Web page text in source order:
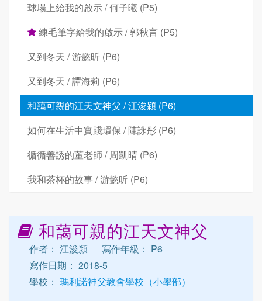
球場上給我的啟示 / 何子曦 (P5)
練毛筆字給我的啟示 / 郭秋言 (P5)
又到冬天 / 游懿昕 (P6)
又到冬天 / 譚海莉 (P6)
和藹可親的江天文神父 / 江浚潁 (P6)
如何在生活中實踐環保 / 陳詠彤 (P6)
循循善誘的董老師 / 周凱晴 (P6)
我和茶杯的故事 / 游懿昕 (P6)
和藹可親的江天文神父
作者： 江浚潁
寫作年級： P6
寫作日期： 2018-5
學校： 瑪利諾神父教會學校（小學部）